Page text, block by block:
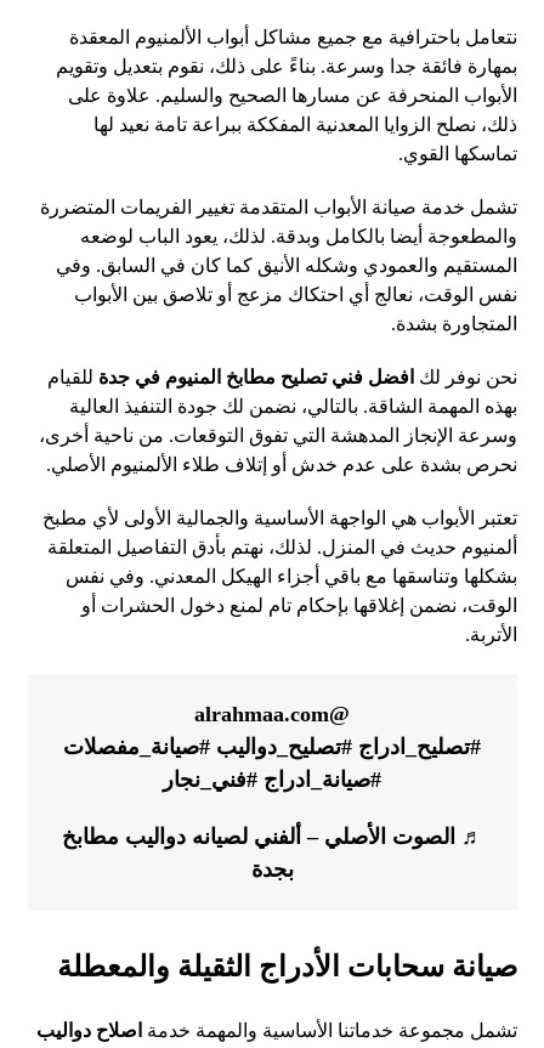
نتعامل باحترافية مع جميع مشاكل أبواب الألمنيوم المعقدة
بمهارة فائقة جدا وسرعة. بناءً على ذلك، نقوم بتعديل وتقويم
الأبواب المنحرفة عن مسارها الصحيح والسليم. علاوة على
ذلك، نصلح الزوايا المعدنية المفككة ببراعة تامة نعيد لها
تماسكها القوي.
تشمل خدمة صيانة الأبواب المتقدمة تغيير الفريمات المتضررة
والمطعوجة أيضا بالكامل وبدقة. لذلك، يعود الباب لوضعه
المستقيم والعمودي وشكله الأنيق كما كان في السابق. وفي
نفس الوقت، نعالج أي احتكاك مزعج أو تلاصق بين الأبواب
المتجاورة بشدة.
نحن نوفر لك افضل فني تصليح مطابخ المنيوم في جدة للقيام
بهذه المهمة الشاقة. بالتالي، نضمن لك جودة التنفيذ العالية
وسرعة الإنجاز المدهشة التي تفوق التوقعات. من ناحية أخرى،
نحرص بشدة على عدم خدش أو إتلاف طلاء الألمنيوم الأصلي.
تعتبر الأبواب هي الواجهة الأساسية والجمالية الأولى لأي مطبخ
ألمنيوم حديث في المنزل. لذلك، نهتم بأدق التفاصيل المتعلقة
بشكلها وتناسقها مع باقي أجزاء الهيكل المعدني. وفي نفس
الوقت، نضمن إغلاقها بإحكام تام لمنع دخول الحشرات أو
الأتربة.
@alrahmaa.com
#تصليح_ادراج #تصليح_دواليب #صيانة_مفصلات
#صيانة_ادراج #فني_نجار
♬ الصوت الأصلي – ألفني لصيانه دواليب مطابخ
بجدة
صيانة سحابات الأدراج الثقيلة والمعطلة
تشمل مجموعة خدماتنا الأساسية والمهمة خدمة اصلاح دواليب